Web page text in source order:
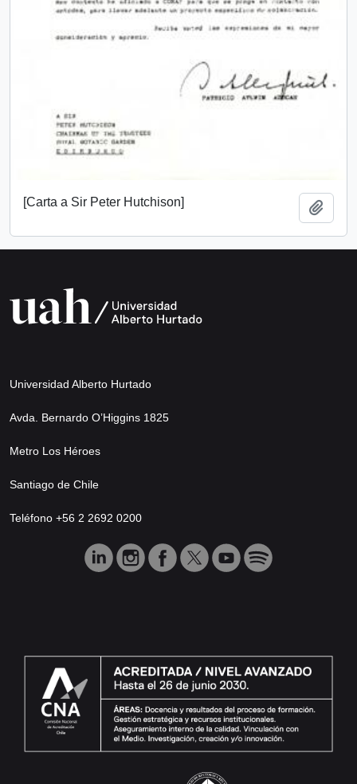
[Carta a Sir Peter Hutchison]
Universidad Alberto Hurtado
Avda. Bernardo O’Higgins 1825
Metro Los Héroes
Santiago de Chile
Teléfono +56 2 2692 0200